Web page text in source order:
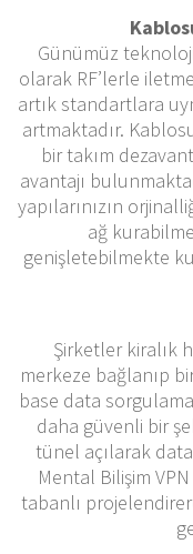
Günümüz
olarak RF’lerle
artık standartlara
artmaktadır.
bir takım
avantajı
yapılarınızın
ağ
genişletebilmekte
Şirketler kiralık
merkeze bağlanıp
base data
daha güvenli bir
tünel açılarak
Mental Bilişim
tabanlı